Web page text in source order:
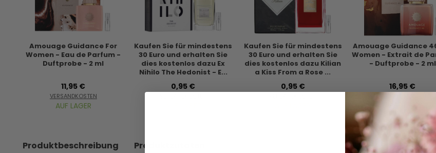
Amouage Guidance For
Women - Eau de Parfum -
Duftprobe - 2 ml
11,95 €
VERSANDKOSTEN
AUF LAGER
Kaufen Sie für mindestens
30 Euro und erhalten Sie
dies kostenlos dazu Ex
Nihilo The Hedonist - E...
0,95 €
Kaufen Sie für mindestens
30 Euro und erhalten Sie
dies kostenlos dazu Kilian
a Kiss From a Rose ...
0,95 €
Amouage Guidance
Women - Extrait de
- Duftprobe - 2 ml
16,95 €
VERSANDKOSTEN
Produkt­beschreibung Produkt­zutaten